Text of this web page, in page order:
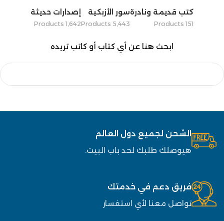
كتب قديمة ونادرة
151 Products
سور الأزبكية
5٬443 Products
إصدارات حديثة
1٬642 Products
ابحث هنا عن أي كتاب أو كاتب تريده
الشحن لجميع دول العالم
هيوصلك طلبك لحد باب البيت.
فريق دعم في خدمتك
تواصل معنا لأي استفسار